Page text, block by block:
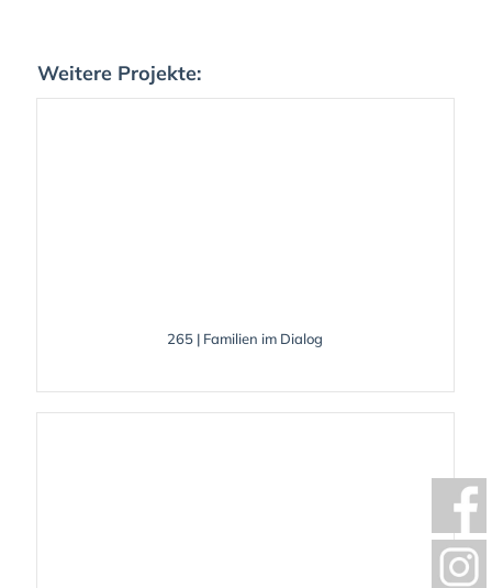
Weitere Projekte:
265 | Familien im Dialog